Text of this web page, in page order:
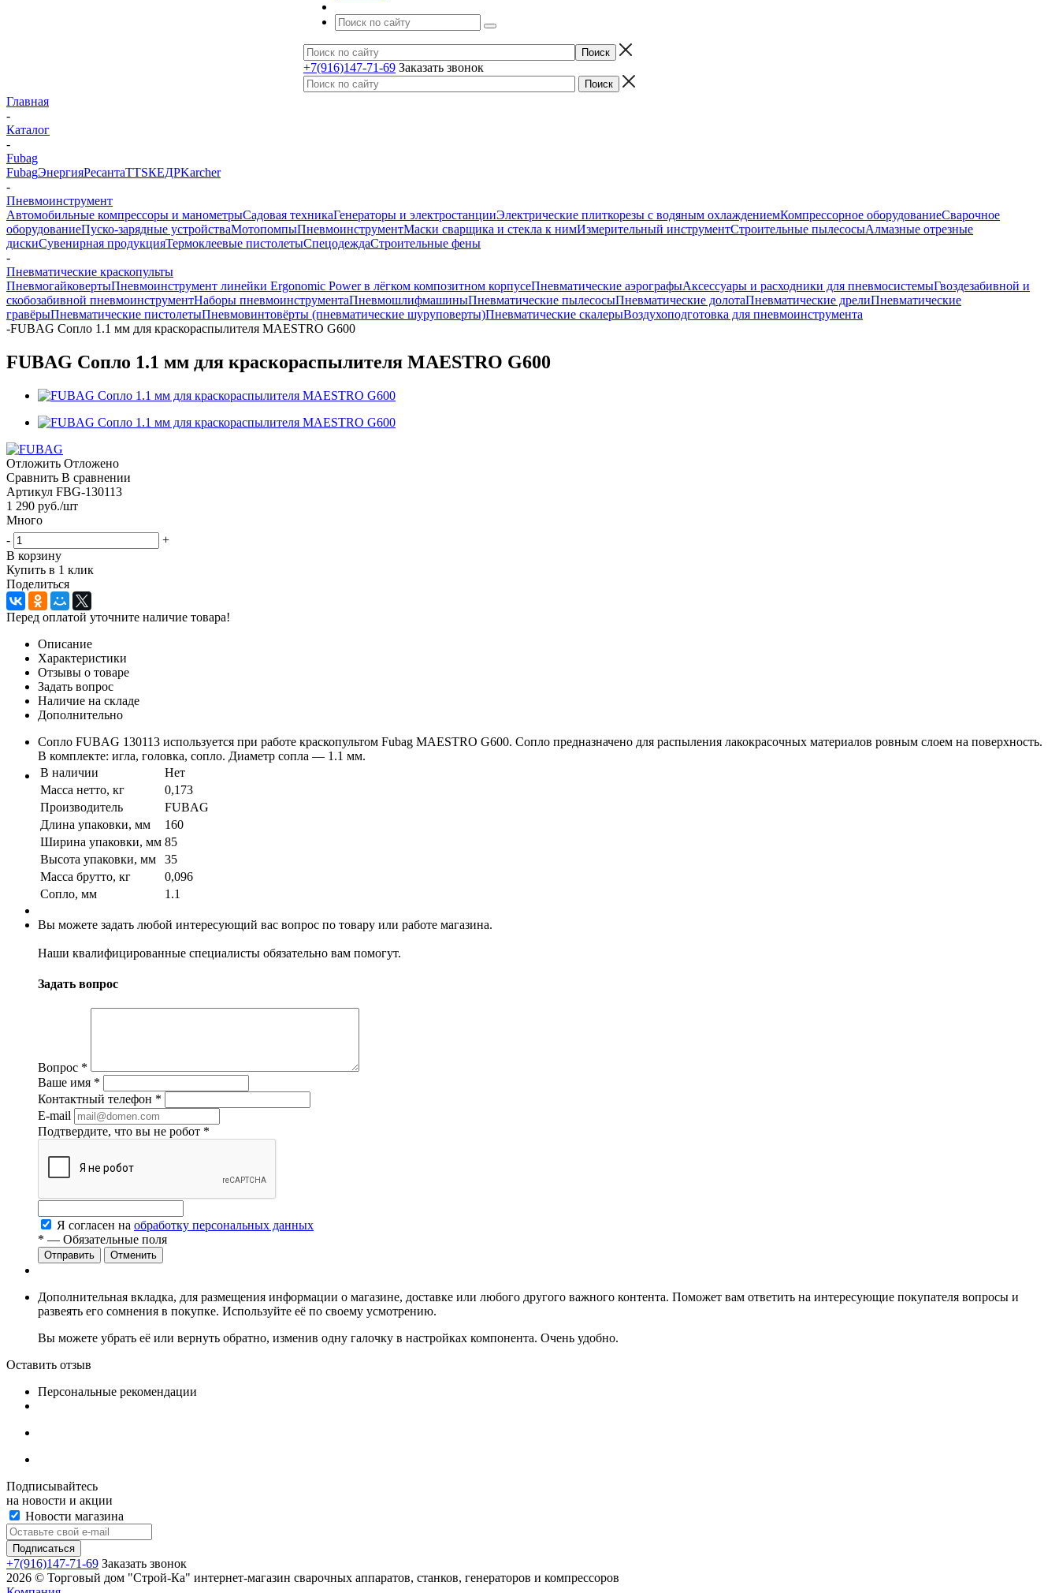
+7(916)147-71-69 Заказать звонок
Главная
-
Каталог
-
Fubag
FubagЭнергияРесантаTTSКЕДРKarcher
-
Пневмоинструмент
Автомобильные компрессоры и манометрыСадовая техникаГенераторы и электростанцииЭлектрические плиткорезы с водяным охлаждениемКомпрессорное оборудованиеСварочное
оборудованиеПуско-зарядные устройстваМотопомпыПневмоинструментМаски сварщика и стекла к нимИзмерительный инструментСтроительные пылесосыАлмазные отрезные
дискиСувенирная продукцияТермоклеевые пистолетыСпецодеждаСтроительные фены
-
Пневматические краскопульты
ПневмогайковертыПневмоинструмент линейки Ergonomic Power в лёгком композитном корпусеПневматические аэрографыАксессуары и расходники для пневмосистемыГвоздезабивной и
скобозабивной пневмоинструментНаборы пневмоинструментаПневмошлифмашиныПневматические пылесосыПневматические долотаПневматические дрелиПневматические
гравёрыПневматические пистолетыПневмовинтовёрты (пневматические шуруповерты)Пневматические скалерыВоздухоподготовка для пневмоинструмента
-FUBAG Сопло 1.1 мм для краскораспылителя MAESTRO G600
FUBAG Сопло 1.1 мм для краскораспылителя MAESTRO G600
Отложить Отложено
Сравнить В сравнении
Артикул FBG-130113
1 290 руб./шт
Много
-
+
В корзину
Купить в 1 клик
Поделиться
Перед оплатой уточните наличие товара!
Описание
Характеристики
Отзывы о товаре
Задать вопрос
Наличие на складе
Дополнительно
Сопло FUBAG 130113 используется при работе краскопультом Fubag MAESTRO G600. Сопло предназначено для распыления лакокрасочных материалов ровным слоем на поверхность.
В комплекте: игла, головка, сопло. Диаметр сопла — 1.1 мм.
В наличии
Нет
Масса нетто, кг
0,173
Производитель
FUBAG
Длина упаковки, мм
160
Ширина упаковки, мм 85
Высота упаковки, мм
35
Масса брутто, кг
0,096
Сопло, мм
1.1
Вы можете задать любой интересующий вас вопрос по товару или работе магазина.
Наши квалифицированные специалисты обязательно вам помогут.
Задать вопрос
Вопрос *
Ваше имя *
Контактный телефон *
E-mail
Подтвердите, что вы не робот *
Я согласен на обработку персональных данных
* — Обязательные поля
Отменить
Дополнительная вкладка, для размещения информации о магазине, доставке или любого другого важного контента. Поможет вам ответить на интересующие покупателя вопросы и
развеять его сомнения в покупке. Используйте её по своему усмотрению.
Вы можете убрать её или вернуть обратно, изменив одну галочку в настройках компонента. Очень удобно.
Оставить отзыв
Персональные рекомендации
Подписывайтесь
на новости и акции
Новости магазина
+7(916)147-71-69 Заказать звонок
2026 © Торговый дом "Строй-Ка" интернет-магазин сварочных аппаратов, станков, генераторов и компрессоров